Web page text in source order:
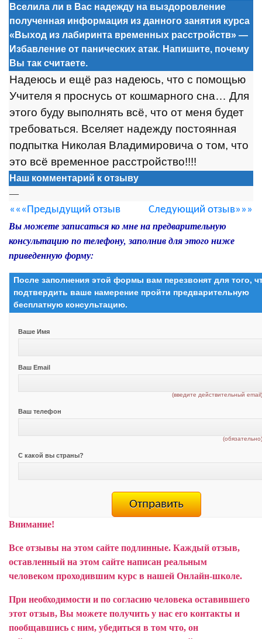
Вселила ли в Вас надежду на выздоровление
полученная информация из данного занятия курса
«Выход из лабиринта временных расстройств» —
Избавление от панических атак. Напишите, почему
Вы так считаете.
Надеюсь и ещё раз надеюсь, что с помощью
Учителя я проснусь от кошмарного сна… Для
этого буду выполнять всё, что от меня будет
требоваться. Вселяет надежду постоянная
подпытка Николая Владимировича о том, что
это всё временное расстройство!!!!
Наш комментарий к отзыву
—
«««Предыдущий отзыв Следующий отзыв»»»
Вы можете записаться ко мне на предварительную
консультацию по телефону, заполнив для этого ниже
приведенную форму:
После заполнения этой формы вам перезвонят для того,
подтвердить ваше намерение пройти предварительную
бесплатную консультацию.
Ваше Имя
Ваш Email
(введите действительный
Ваш телефон
С какой вы страны?
Внимание!
Все отзывы на этом сайте подлинные. Каждый отзыв,
оставленный на этом сайте написан реальным
человеком проходившим курс в нашей Онлайн-школе.
При необходимости и по согласию человека оставившего
этот отзыв, Вы можете получить у нас его контакты и
пообщавшись с ним, убедиться в том что, он